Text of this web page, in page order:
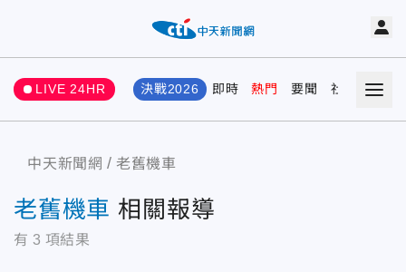
LIVE 24HR 決戰2026 即時 熱門 要聞 社會 娛樂
中天新聞網 老舊機車
老舊機車 相關報導
有 3 項結果